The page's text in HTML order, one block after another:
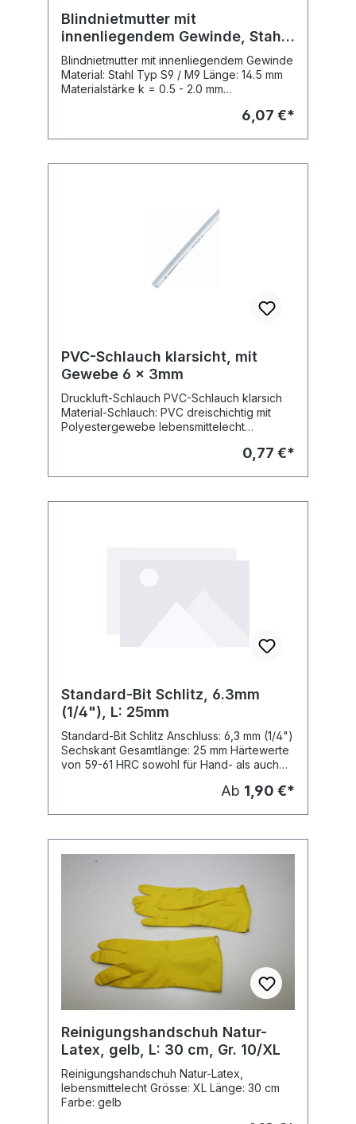
Blindnietmutter mit
innenliegendem Gewinde, Stahl,
S9 / M6, L: 14.5mm (VPE 10 Stck.)
Blindnietmutter mit innenliegendem Gewinde
Material: Stahl Typ S9 / M9 Länge: 14.5 mm
Materialstärke k = 0.5 - 2.0 mm
6,07 €*
PVC-Schlauch klarsicht, mit
Gewebe 6 x 3mm
Druckluft-Schlauch PVC-Schlauch klarsich
Material-Schlauch: PVC dreischichtig mit
Polyestergewebe lebensmittelecht
mm Wandstärke: 3 mm Durchmesser aussen:
0,77 €*
Standard-Bit Schlitz, 6.3mm
(1/4"), L: 25mm
Standard-Bit Schlitz Anschluss: 6,3 mm (1/4")
Sechskant Gesamtlänge: 25 mm Härtewerte
von 59-61 HRC sowohl für Hand- als auch
Hochwertiger Chrom-Vanadium Stahl,
Verschraubungen aller Art in Heim,
Typ: 7010 Z
Ab 1,90 €*
Reinigungshandschuh Natur-
Latex, gelb, L: 30 cm, Gr. 10/XL
Reinigungshandschuh Natur-Latex,
lebensmittelecht Grösse: XL Länge: 30 cm
Farbe: gelb